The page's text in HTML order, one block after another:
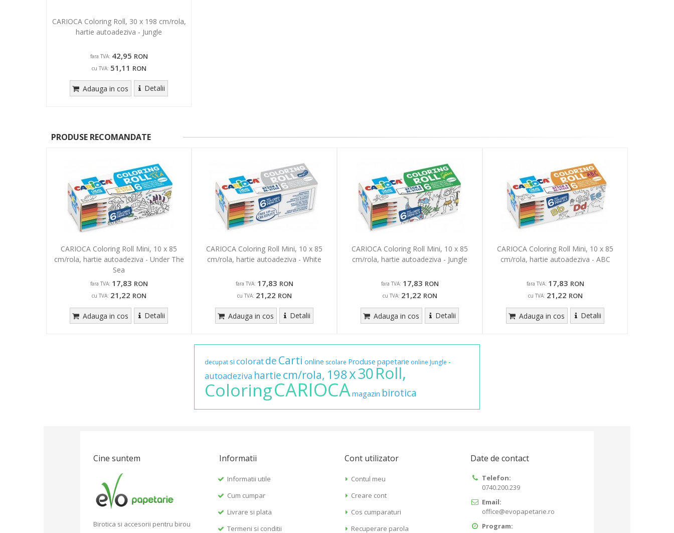
CARIOCA Coloring Roll, 30 x 198 cm/rola,
hartie autoadeziva - Jungle
fara TVA: 42,95 RON
cu TVA: 51,11 RON
Adauga in cos Detalii
PRODUSE RECOMANDATE
CARIOCA Coloring Roll Mini, 10 x 85
cm/rola, hartie autoadeziva - Under The
Sea
fara TVA: 17,83 RON
cu TVA: 21,22 RON
Adauga in cos Detalii
CARIOCA Coloring Roll Mini, 10 x 85
cm/rola, hartie autoadeziva - White
fara TVA: 17,83 RON
cu TVA: 21,22 RON
Adauga in cos Detalii
CARIOCA Coloring Roll Mini, 10 x 85
cm/rola, hartie autoadeziva - Jungle
fara TVA: 17,83 RON
cu TVA: 21,22 RON
Adauga in cos Detalii
CARIOCA Coloring Roll Mini, 10 x 85
cm/rola, hartie autoadeziva - ABC
fara TVA: 17,83 RON
cu TVA: 21,22 RON
Adauga in cos Detalii
decupat si coloratdeCarti online scolare Produse papetarie online Jungle -
autoadeziva hartiecm/rola, 198x30Roll,
ColoringCARIOCAmagazin birotica
Cine suntem
Birotica si accesorii pentru birou
Informatii
Informatii utile
Cum cumpar
Livrare si plata
Termeni si conditii
Cont utilizator
Contul meu
Creare cont
Cos cumparaturi
Recuperare parola
Date de contact
Telefon:
0740.200.239
Email:
office@evopapetarie.ro
Program: